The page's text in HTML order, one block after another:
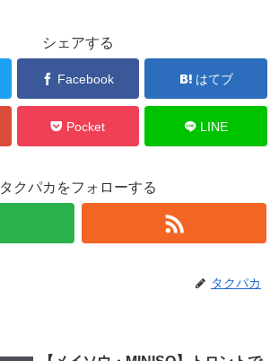
シェアする
Facebook はてブ
Pocket LINE
タクパカをフォローする
タクパカ